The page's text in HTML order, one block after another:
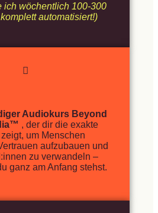
ich wöchentlich 100-300
automatisiert!)
Audiokurs Beyond
, der dir die exakte
um Menschen
aufzubauen und
zu verwandeln –
ganz am Anfang stehst.